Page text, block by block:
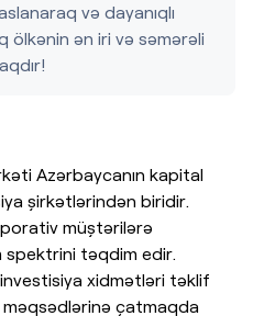
və dayanıqlı
ölkənin ən iri və səmərəli
Azərbaycanın kapital
şirkətlərindən biridir.
müştərilərə
spektrini təqdim edir.
xidmətləri təklif
çatmaqda